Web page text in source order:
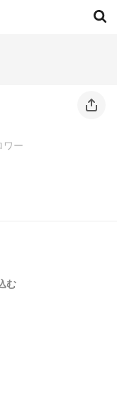
ワー
む